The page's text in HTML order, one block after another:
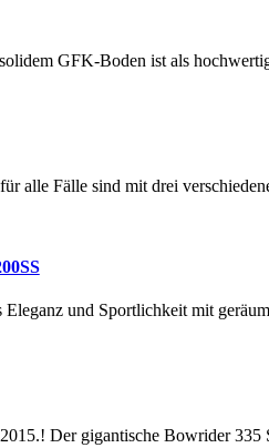
GFK-Boden ist als
alle Fälle sind mit drei
und Sportlichkeit mit
Der gigantische Bowrider 335